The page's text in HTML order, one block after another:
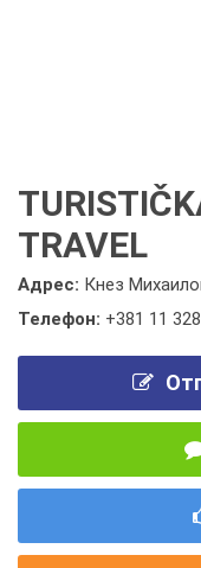
TRAVEL
Адрес: Кнез
Телефон: +381 11